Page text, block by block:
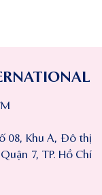
08, Khu A, Đô thị
7, TP. Hồ Chí